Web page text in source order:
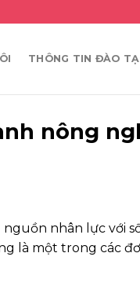
THÔNG TIN ĐÀO
nông
nhân lực với
là một trong các